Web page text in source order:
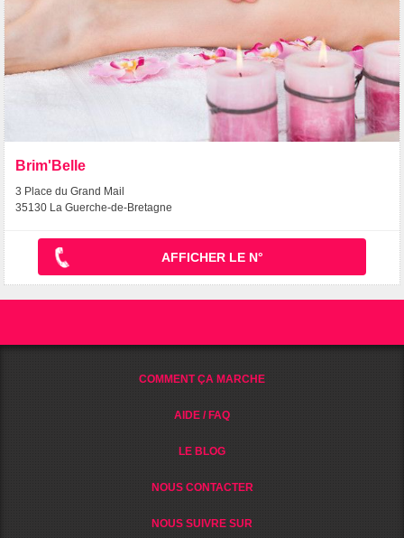
Brim'Belle
3 Place du Grand Mail
35130 La Guerche-de-Bretagne
AFFICHER LE N°
COMMENT ÇA MARCHE
AIDE / FAQ
LE BLOG
NOUS CONTACTER
NOUS SUIVRE SUR